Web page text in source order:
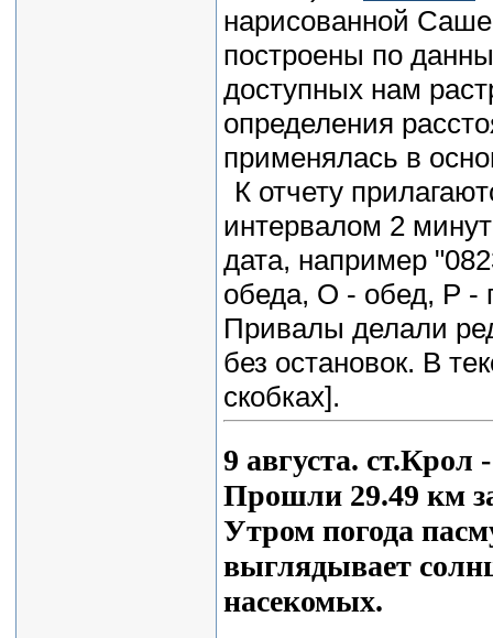
нарисованной
построены по
доступных нам
определения
применялась в
К отчету
интервалом 2
дата, например
обеда, O - обед, P -
Привалы делали
без остановок. В
скобках].
9 августа.
Прошли 29.49 км
Утром погода
выглядывает
насекомых.